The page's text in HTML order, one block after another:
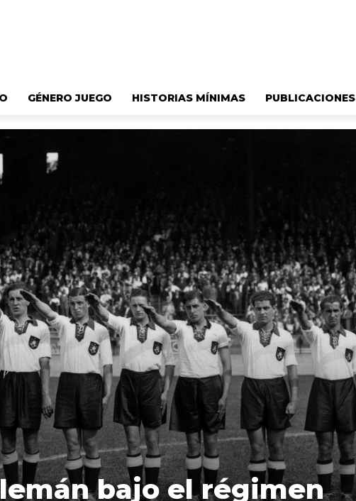
GÉNERO JUEGO HISTORIAS MÍNIMAS PUBLICACIONES
bajo el régimen